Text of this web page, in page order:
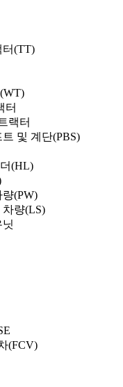
터(TT)
터
랙터
및 계단(PBS)
(HL)
(PW)
차량(LS)
(FCV)